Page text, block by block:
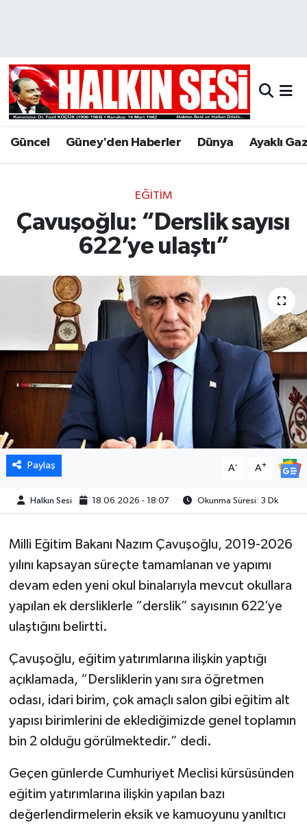
Güncel Güney'den Haberler Dünya Ayaklı
EĞİTİM
Çavuşoğlu: “Derslik sayısı
622’ye ulaştı”
Paylaş A- A+
Halkın Sesi 18.06.2026 - 18:07 Okunma Süresi: 3 Dk
Milli Eğitim Bakanı Nazım Çavuşoğlu, 2019-2026
yılını kapsayan süreçte tamamlanan ve yapımı
devam eden yeni okul binalarıyla mevcut okullara
yapılan ek dersliklerle “derslik” sayısının 622’ye
ulaştığını belirtti.
Çavuşoğlu, eğitim yatırımlarına ilişkin yaptığı
açıklamada, “Dersliklerin yanı sıra öğretmen
odası, idari birim, çok amaçlı salon gibi eğitim alt
yapısı birimlerini de eklediğimizde genel toplamın
bin 2 olduğu görülmektedir.” dedi.
Geçen günlerde Cumhuriyet Meclisi kürsüsünden
eğitim yatırımlarına ilişkin yapılan bazı
değerlendirmelerin eksik ve kamuoyunu yanıltıcı
Hava Durumu
Trafik Durumu
Son Dakika Haberleri